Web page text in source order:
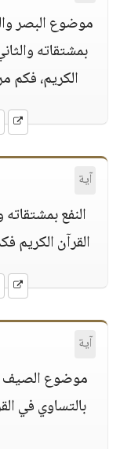
موضوع البصر
بمشتقاته
الكريم، فكم
آية
النفع
القرآن الكريم
آية
موضوع الصيف
بالتساوي في